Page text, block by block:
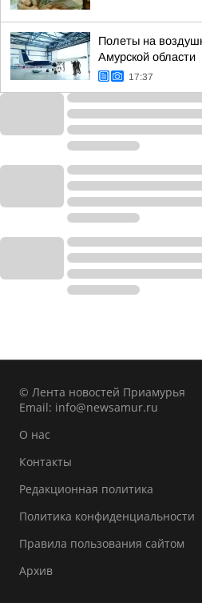
Полеты на
Амурской области
17:37
© Лента новостей Приамурья
Email: info@newsamur.ru
О нас
Контакты
Редакционная политика
Политика конфиденциальности
Правила пользования сайтом
Архив